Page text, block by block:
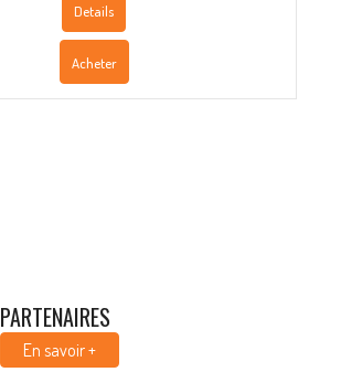
Details
Acheter
PARTENAIRES
En savoir +